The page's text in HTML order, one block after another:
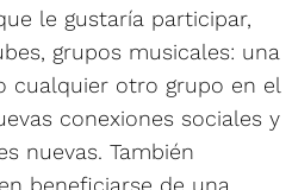
le gustaría participar,
grupos musicales: una
cualquier otro grupo en el
conexiones sociales y
nuevas. También
beneficiarse de una